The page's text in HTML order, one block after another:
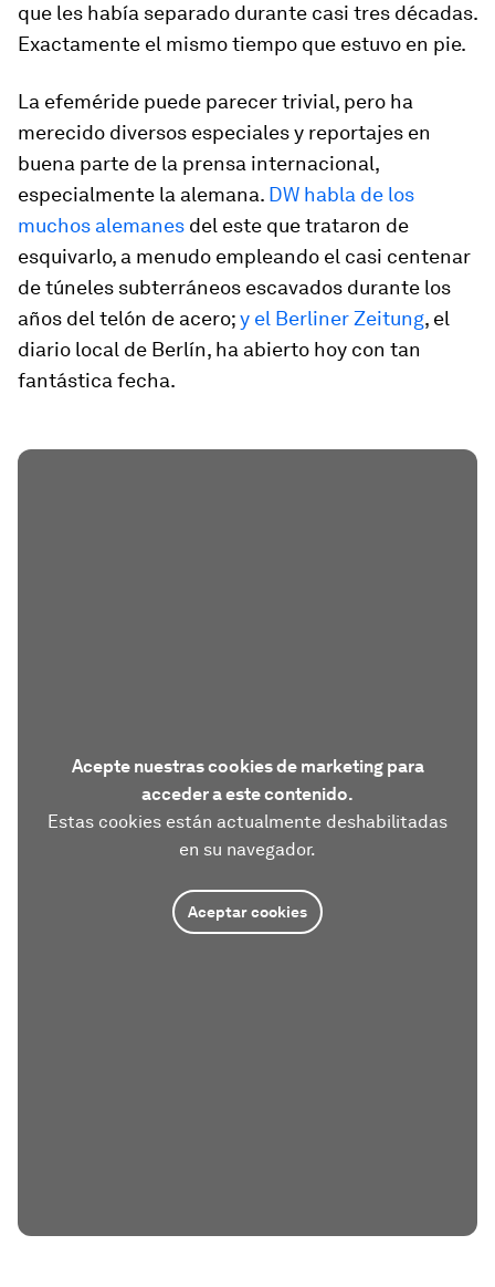
que les había separado durante casi tres décadas.
Exactamente el mismo tiempo que estuvo en pie.
La efeméride puede parecer trivial, pero ha
merecido diversos especiales y reportajes en
buena parte de la prensa internacional,
especialmente la alemana. DW habla de los
muchos alemanes del este que trataron de
esquivarlo, a menudo empleando el casi centenar
de túneles subterráneos escavados durante los
años del telón de acero;y el Berliner Zeitung, el
diario local de Berlín, ha abierto hoy con tan
fantástica fecha.
Acepte nuestras cookies de marketing para
acceder a este contenido.
Estas cookies están actualmente deshabilitadas
en su navegador.
Aceptar cookies